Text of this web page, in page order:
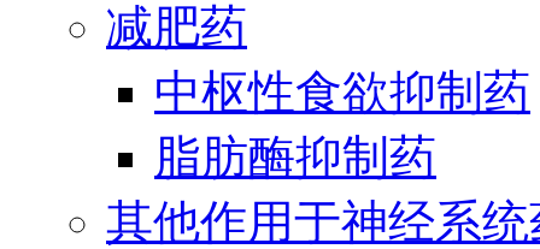
减肥药
中枢性食欲抑制药
脂肪酶抑制药
其他作用于神经系统